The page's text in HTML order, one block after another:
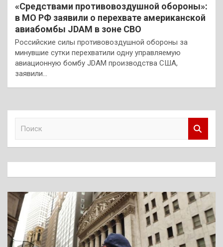
«Средствами противовоздушной обороны»:
в МО РФ заявили о перехвате американской
авиабомбы JDAM в зоне СВО
Российские силы противовоздушной обороны за
минувшие сутки перехватили одну управляемую
авиационную бомбу JDAM производства США,
заявили…
к